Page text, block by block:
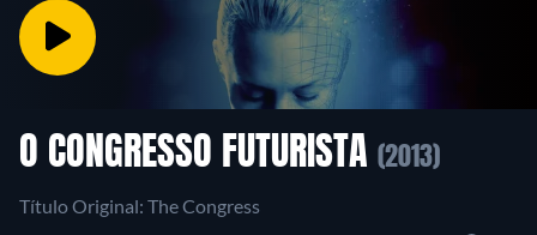
O CONGRESSO FUTURISTA (2013)
Título Original: The Congress